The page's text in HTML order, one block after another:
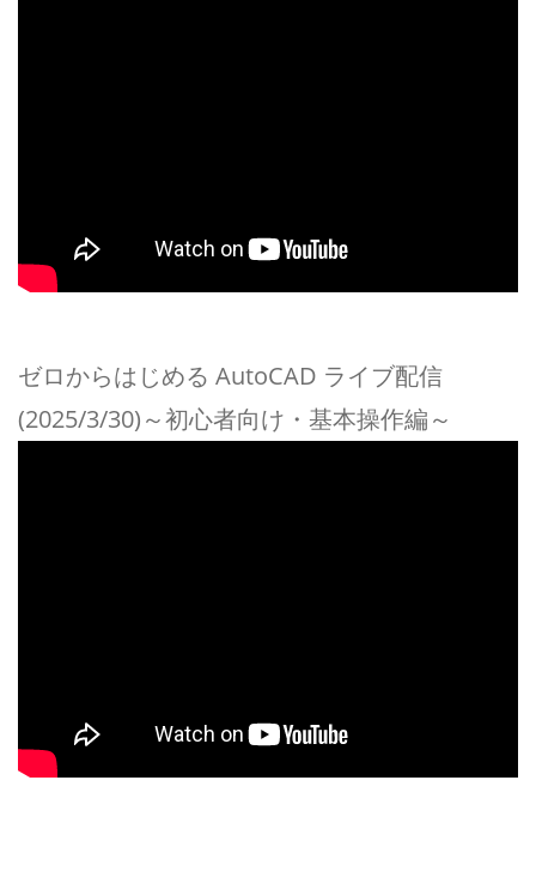
ゼロからはじめる AutoCAD ライブ配信
(2025/3/30)～初心者向け・基本操作編～